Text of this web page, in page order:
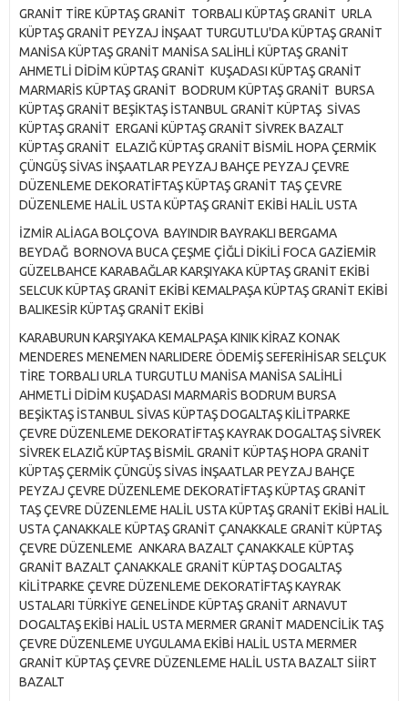
GRANİT TİRE KÜPTAŞ GRANİT TORBALI KÜPTAŞ GRANİT URLA
KÜPTAŞ GRANİT PEYZAJ İNŞAAT TURGUTLU'DA KÜPTAŞ GRANİT
MANİSA KÜPTAŞ GRANİT MANİSA SALİHLİ KÜPTAŞ GRANİT
AHMETLİ DİDİM KÜPTAŞ GRANİT KUŞADASI KÜPTAŞ GRANİT
MARMARİS KÜPTAŞ GRANİT BODRUM KÜPTAŞ GRANİT BURSA
KÜPTAŞ GRANİT BEŞİKTAŞ İSTANBUL GRANİT KÜPTAŞ SİVAS
KÜPTAŞ GRANİT ERGANİ KÜPTAŞ GRANİT SİVREK BAZALT
KÜPTAŞ GRANİT ELAZIĞ KÜPTAŞ GRANİT BİSMİL HOPA ÇERMİK
ÇÜNGÜŞ SİVAS İNŞAATLAR PEYZAJ BAHÇE PEYZAJ ÇEVRE
DÜZENLEME DEKORATİFTAŞ KÜPTAŞ GRANİT TAŞ ÇEVRE
DÜZENLEME HALİL USTA KÜPTAŞ GRANİT EKİBİ HALİL USTA
İZMİR ALİAGA BOLÇOVA BAYINDIR BAYRAKLI BERGAMA
BEYDAĞ BORNOVA BUCA ÇEŞME ÇİĞLİ DİKİLİ FOCA GAZİEMİR
GÜZELBAHCE KARABAĞLAR KARŞIYAKA KÜPTAŞ GRANİT EKİBİ
SELCUK KÜPTAŞ GRANİT EKİBİ KEMALPAŞA KÜPTAŞ GRANİT EKİBİ
BALIKESİR KÜPTAŞ GRANİT EKİBİ
KARABURUN KARŞIYAKA KEMALPAŞA KINIK KİRAZ KONAK
MENDERES MENEMEN NARLIDERE ÖDEMİŞ SEFERİHİSAR SELÇUK
TİRE TORBALI URLA TURGUTLU MANİSA MANİSA SALİHLİ
AHMETLİ DİDİM KUŞADASI MARMARİS BODRUM BURSA
BEŞİKTAŞ İSTANBUL SİVAS KÜPTAŞ DOGALTAŞ KİLİTPARKE
ÇEVRE DÜZENLEME DEKORATİFTAŞ KAYRAK DOGALTAŞ SİVREK
SİVREK ELAZIĞ KÜPTAŞ BİSMİL GRANİT KÜPTAŞ HOPA GRANİT
KÜPTAŞ ÇERMİK ÇÜNGÜŞ SİVAS İNŞAATLAR PEYZAJ BAHÇE
PEYZAJ ÇEVRE DÜZENLEME DEKORATİFTAŞ KÜPTAŞ GRANİT
TAŞ ÇEVRE DÜZENLEME HALİL USTA KÜPTAŞ GRANİT EKİBİ HALİL
USTA ÇANAKKALE KÜPTAŞ GRANİT ÇANAKKALE GRANİT KÜPTAŞ
ÇEVRE DÜZENLEME ANKARA BAZALT ÇANAKKALE KÜPTAŞ
GRANİT BAZALT ÇANAKKALE GRANİT KÜPTAŞ DOGALTAŞ
KİLİTPARKE ÇEVRE DÜZENLEME DEKORATİFTAŞ KAYRAK
USTALARI TÜRKİYE GENELİNDE KÜPTAŞ GRANİT ARNAVUT
DOGALTAŞ EKİBİ HALİL USTA MERMER GRANİT MADENCİLİK TAŞ
ÇEVRE DÜZENLEME UYGULAMA EKİBİ HALİL USTA MERMER
GRANİT KÜPTAŞ ÇEVRE DÜZENLEME HALİL USTA BAZALT SİİRT
BAZALT